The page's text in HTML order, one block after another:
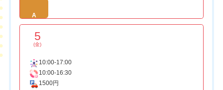
A
5
(金)
10:00-17:00
10:00-16:30
1500円